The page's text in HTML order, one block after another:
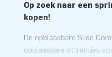
Op zoek naar een
kopen!
De opblaasbare Slide
opblaasbare attracties